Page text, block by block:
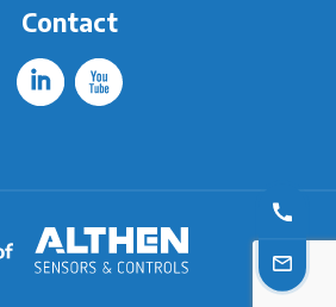
Contact